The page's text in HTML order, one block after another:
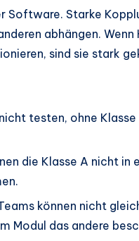
Software. Starke
abhängen. Wenn
sind sie stark
testen, ohne
die Klasse A nicht in
können nicht
Modul das andere